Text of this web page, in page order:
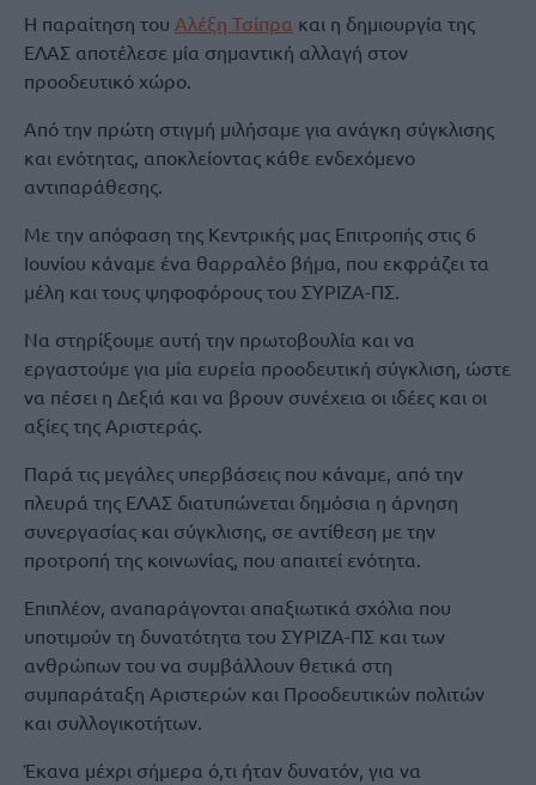
Η παραίτηση του Αλέξη Τσίπρα και η δημιουργία της
ΕΛΑΣ αποτέλεσε μία σημαντική αλλαγή στον
προοδευτικό χώρο.
Από την πρώτη στιγμή μιλήσαμε για ανάγκη σύγκλισης
και ενότητας, αποκλείοντας κάθε ενδεχόμενο
αντιπαράθεσης.
Με την απόφαση της Κεντρικής μας Επιτροπής στις 6
Ιουνίου κάναμε ένα θαρραλέο βήμα, που εκφράζει τα
μέλη και τους ψηφοφόρους του ΣΥΡΙΖΑ-ΠΣ.
Να στηρίξουμε αυτή την πρωτοβουλία και να
εργαστούμε για μία ευρεία προοδευτική σύγκλιση, ώστε
να πέσει η Δεξιά και να βρουν συνέχεια οι ιδέες και οι
αξίες της Αριστεράς.
Παρά τις μεγάλες υπερβάσεις που κάναμε, από την
πλευρά της ΕΛΑΣ διατυπώνεται δημόσια η άρνηση
συνεργασίας και σύγκλισης, σε αντίθεση με την
προτροπή της κοινωνίας, που απαιτεί ενότητα.
Επιπλέον, αναπαράγονται απαξιωτικά σχόλια που
υποτιμούν τη δυνατότητα του ΣΥΡΙΖΑ-ΠΣ και των
ανθρώπων του να συμβάλλουν θετικά στη
συμπαράταξη Αριστερών και Προοδευτικών πολιτών
και συλλογικοτήτων.
Έκανα μέχρι σήμερα ό,τι ήταν δυνατόν, για να